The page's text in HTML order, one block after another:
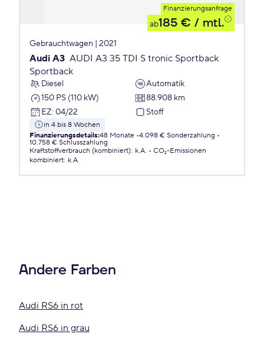
Finanzierungsanfrage
ab185 € / mtl.
Gebrauchtwagen | 2021
Audi A3 AUDI A3 35 TDI S tronic Sportback
Sportback
Diesel
Automatik
150 PS (110 kW)
88.908 km
EZ: 04/22 Stoff
in 4 bis 8 Wochen
Finanzierungsdetails:48 Monate 4.098 € Sonderzahlung
10.758 € Schlusszahlung
Kraftstoffverbrauch (kombiniert): k.A.
CO₂-Emissionen
kombiniert: k.A.
Andere Farben
Audi RS6 in rot
Audi RS6 in grau